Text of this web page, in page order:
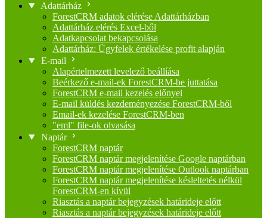
Adattárház
ForestCRM adatok elérése Adattárházban
Adattárház elérés Excel-ből
Adatkapcsolat bekapcsolása
Adattárház: Ügyfelek értékelése profit alapján
E-mail
Alapértelmezett levelező beállíása
Beérkező e-mail-ek ForestCRM-be juttatása
ForestCRM e-mail kezelés előnyei
E-mail küldés kezdeményezése ForestCRM-ből
Email-ek kezelése ForestCRM-ben
"eml" file-ok olvasása
Naptár
ForestCRM naptár
ForestCRM naptár megjelenítése Google naptárban
ForestCRM naptár megjelenítése Outlook naptárban
ForestCRM naptár megjelenítése késleltetés nélkül
ForestCRM-en kívül
Riasztás a naptár bejegyzések határideje előtt
Riasztás a naptár bejegyzések határideje előtt